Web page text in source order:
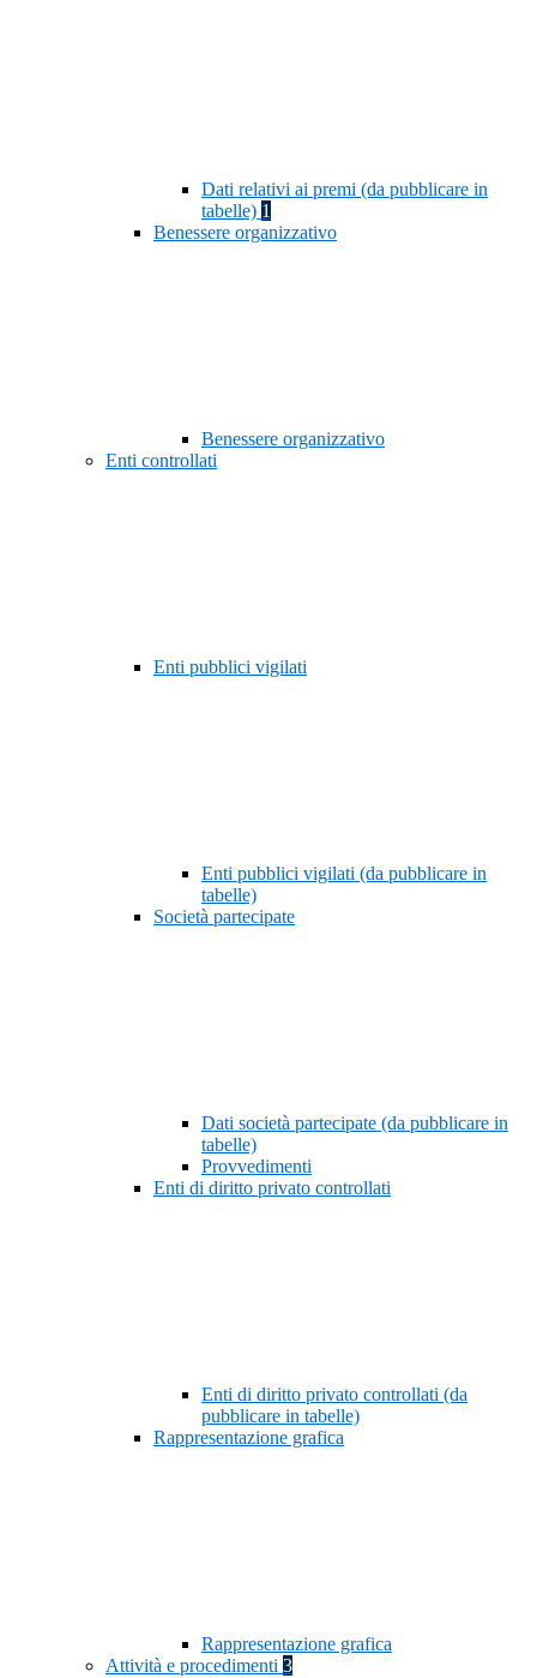
Dati relativi ai premi (da pubblicare in
tabelle) 1
Benessere organizzativo
Benessere organizzativo
Enti controllati
Enti pubblici vigilati
Enti pubblici vigilati (da pubblicare in
tabelle)
Società partecipate
Dati società partecipate (da pubblicare in
tabelle)
Provvedimenti
Enti di diritto privato controllati
Enti di diritto privato controllati (da
pubblicare in tabelle)
Rappresentazione grafica
Rappresentazione grafica
Attività e procedimenti 3